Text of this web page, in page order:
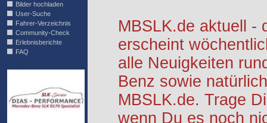
Bilder hochladen
User-Suche
Fahrer-Verzeichnis
Community-Check
Erlebnisberichte
FAQ
MBSLK.de aktuell -
erscheint
alle Neuigkeiten
Benz sowie
MBSLK.de. Trage
wenn Du es noch